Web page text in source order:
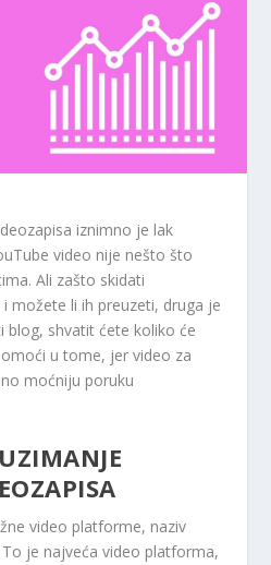
iznimno je lak
video nije nešto što
Ali zašto skidati
možete li ih preuzeti, druga je
blog, shvatit ćete koliko će
u tome, jer video za
moćniju poruku
video platforme, naziv
je najveća video platforma,